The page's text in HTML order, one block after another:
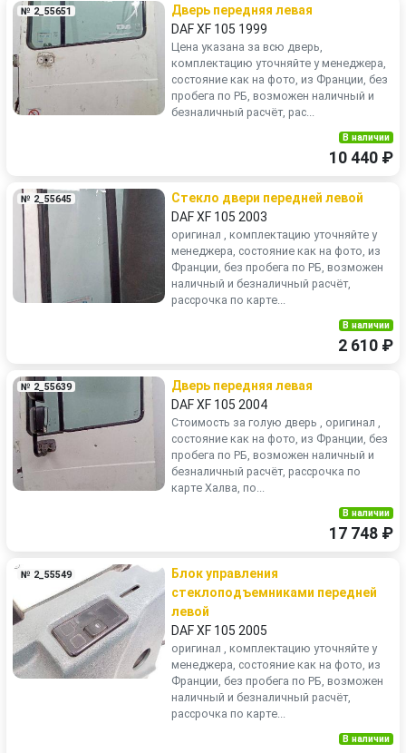
№ 2_55651
Дверь передняя левая
DAF XF 105 1999
Цена указана за всю дверь,
комплектацию уточняйте у менеджера,
состояние как на фото, из Франции, без
пробега по РБ, возможен наличный и
безналичный расчёт, рас...
В наличии
10 440 ₽
№ 2_55645
Стекло двери передней левой
DAF XF 105 2003
оригинал , комплектацию уточняйте у
менеджера, состояние как на фото, из
Франции, без пробега по РБ, возможен
наличный и безналичный расчёт,
рассрочка по карте...
В наличии
2 610 ₽
№ 2_55639
Дверь передняя левая
DAF XF 105 2004
Стоимость за голую дверь , оригинал ,
состояние как на фото, из Франции, без
пробега по РБ, возможен наличный и
безналичный расчёт, рассрочка по
карте Халва, по...
В наличии
17 748 ₽
№ 2_55549
Блок управления
стеклоподъемниками передней
левой
DAF XF 105 2005
оригинал , комплектацию уточняйте у
менеджера, состояние как на фото, из
Франции, без пробега по РБ, возможен
наличный и безналичный расчёт,
рассрочка по карте...
В наличии